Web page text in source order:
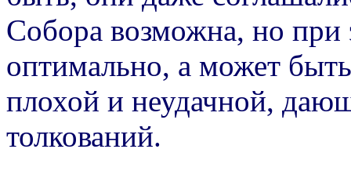
Собора возможна, но при
оптимально, а может
плохой и неудачной,
толкований.